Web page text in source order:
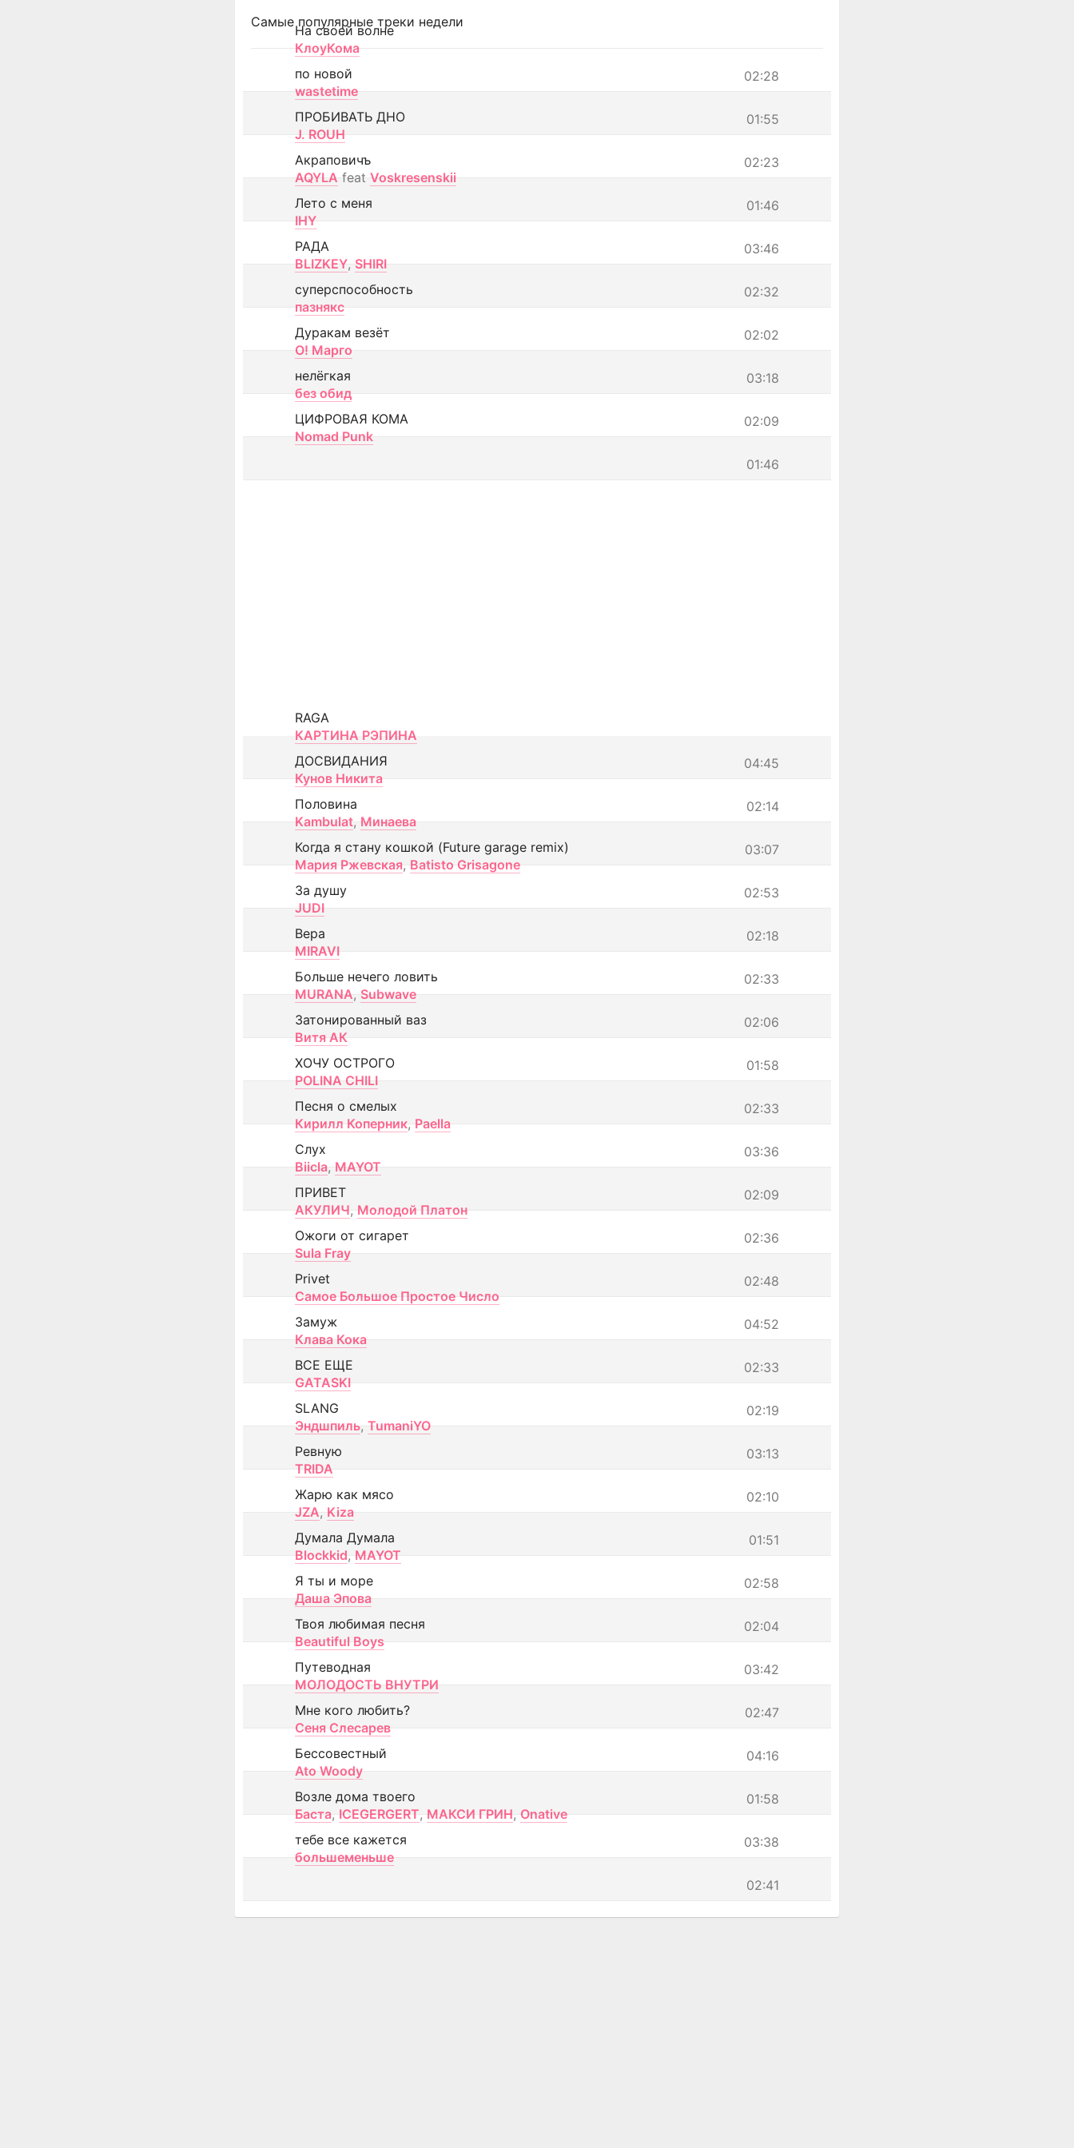
Самые популярные треки недели
На своей волне
КлоуКома
02:28
по новой
wastetime
01:55
ПРОБИВАТЬ ДНО
J. ROUH
02:23
Акраповичъ
AQYLA feat Voskresenskii
01:46
Лето с меня
IHY
03:46
РАДА
BLIZKEY, SHIRI
02:32
суперспособность
пазнякс
02:02
Дуракам везёт
О! Марго
03:18
нелёгкая
без обид
02:09
ЦИФРОВАЯ КОМА
Nomad Punk
01:46
RAGA
КАРТИНА РЭПИНА
04:45
ДОСВИДАНИЯ
Кунов Никита
02:14
Половина
Kambulat, Минаева
03:07
Когда я стану кошкой (Future garage remix)
Мария Ржевская, Batisto Grisagone
02:53
За душу
JUDI
02:18
Вера
MIRAVI
02:33
Больше нечего ловить
MURANA, Subwave
02:06
Затонированный ваз
Витя АК
01:58
ХОЧУ ОСТРОГО
POLINA CHILI
02:33
Песня о смелых
Кирилл Коперник, Paella
03:36
Слух
Biicla, MAYOT
02:09
ПРИВЕТ
АКУЛИЧ, Молодой Платон
02:36
Ожоги от сигарет
Sula Fray
02:48
Privet
Самое Большое Простое Число
04:52
Замуж
Клава Кока
02:33
ВСЕ ЕЩЕ
GATASKI
02:19
SLANG
Эндшпиль, TumaniYO
03:13
Ревную
TRIDA
02:10
Жарю как мясо
JZA, Kiza
01:51
Думала Думала
Blockkid, MAYOT
02:58
Я ты и море
Даша Эпова
02:04
Твоя любимая песня
Beautiful Boys
03:42
Путеводная
МОЛОДОСТЬ ВНУТРИ
02:47
Мне кого любить?
Сеня Слесарев
04:16
Бессовестный
Ato Woody
01:58
Возле дома твоего
Баста, ICEGERGERT, МАКСИ ГРИН, Onative
03:38
тебе все кажется
большеменьше
02:41